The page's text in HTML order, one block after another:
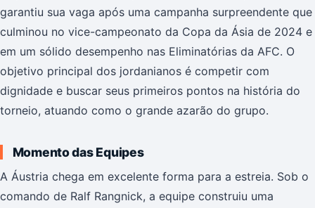
garantiu sua vaga após uma campanha surpreendente que
culminou no vice-campeonato da Copa da Ásia de 2024 e
em um sólido desempenho nas Eliminatórias da AFC. O
objetivo principal dos jordanianos é competir com
dignidade e buscar seus primeiros pontos na história do
torneio, atuando como o grande azarão do grupo.
Momento das Equipes
A Áustria chega em excelente forma para a estreia. Sob o
comando de Ralf Rangnick, a equipe construiu uma